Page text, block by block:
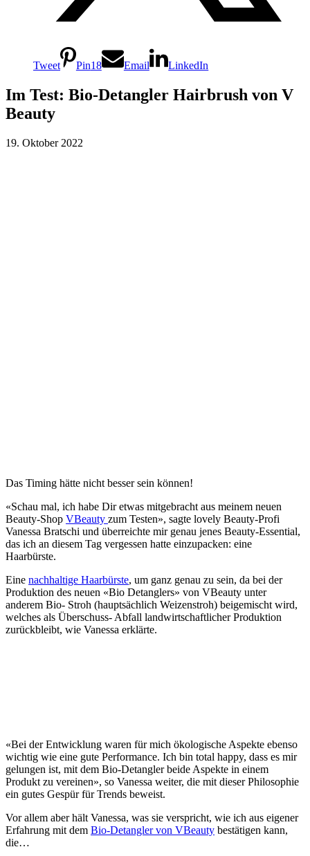
Tweet Pin18 Email LinkedIn
Im Test: Bio-Detangler Hairbrush von V
Beauty
19. Oktober 2022
Das Timing hätte nicht besser sein können!
«Schau mal, ich habe Dir etwas mitgebracht aus meinem neuen
Beauty-Shop VBeauty zum Testen», sagte lovely Beauty-Profi
Vanessa Bratschi und überreichte mir genau jenes Beauty-Essential,
das ich an diesem Tag vergessen hatte einzupacken: eine
Haarbürste.
Eine nachhaltige Haarbürste, um ganz genau zu sein, da bei der
Produktion des neuen «Bio Detanglers» von VBeauty unter
anderem Bio- Stroh (hauptsächlich Weizenstroh) beigemischt wird,
welches als Überschuss- Abfall landwirtschaftlicher Produktion
zurückbleibt, wie Vanessa erklärte.
«Bei der Entwicklung waren für mich ökologische Aspekte ebenso
wichtig wie eine gute Performance. Ich bin total happy, dass es mir
gelungen ist, mit dem Bio-Detangler beide Aspekte in einem
Produkt zu vereinen», so Vanessa weiter, die mit dieser Philosophie
ein gutes Gespür für Trends beweist.
Vor allem aber hält Vanessa, was sie verspricht, wie ich aus eigener
Erfahrung mit dem Bio-Detangler von VBeauty bestätigen kann,
die…